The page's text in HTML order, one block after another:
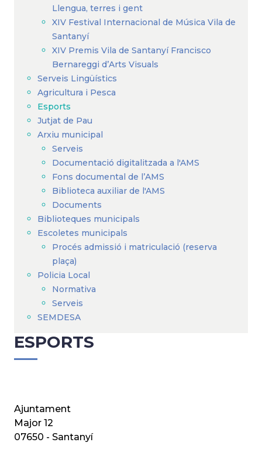
Llengua, terres i gent
XIV Festival Internacional de Música Vila de
Santanyí
XIV Premis Vila de Santanyí Francisco
Bernareggi d’Arts Visuals
Serveis Lingüístics
Agricultura i Pesca
Esports
Jutjat de Pau
Arxiu municipal
Serveis
Documentació digitalitzada a l'AMS
Fons documental de l’AMS
Biblioteca auxiliar de l'AMS
Documents
Biblioteques municipals
Escoletes municipals
Procés admissió i matriculació (reserva
plaça)
Policia Local
Normativa
Serveis
SEMDESA
ESPORTS
Ajuntament
Major 12
07650 - Santanyí